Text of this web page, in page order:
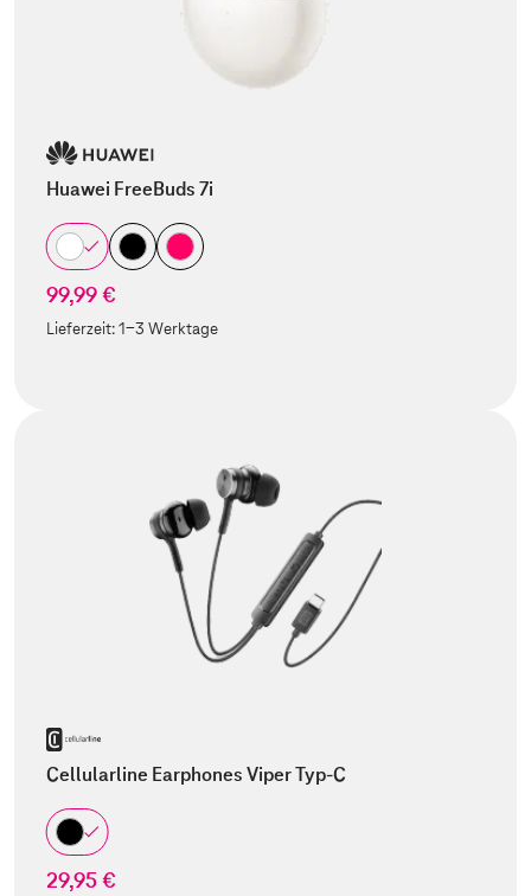
Huawei FreeBuds 7i
99,99 €
Lieferzeit:1-3 Werktage
Cellularline Earphones Viper Typ-C
29,95 €